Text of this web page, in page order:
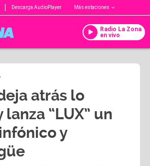
Descarga AudioPlayer Más estaciones
Radio La Zona
en vivo
atrás lo
“LUX” un
y